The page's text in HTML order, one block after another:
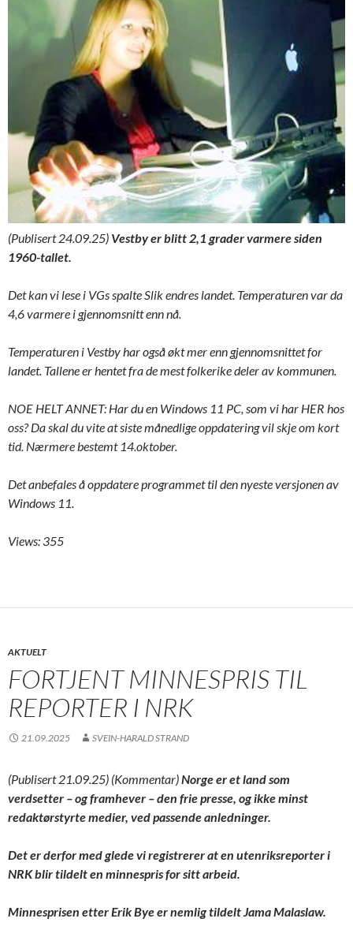
(Publisert 24.09.25) Vestby er blitt 2,1 grader varmere siden
1960-tallet.
Det kan vi lese i VGs spalte Slik endres landet. Temperaturen var da
4,6 varmere i gjennomsnitt enn nå.
Temperaturen i Vestby har også økt mer enn gjennomsnittet for
landet. Tallene er hentet fra de mest folkerike deler av kommunen.
NOE HELT ANNET: Har du en Windows 11 PC, som vi har HER hos
oss? Da skal du vite at siste månedlige oppdatering vil skje om kort
tid. Nærmere bestemt 14.oktober.
Det anbefales å oppdatere programmet til den nyeste versjonen av
Windows 11.
Views: 355
AKTUELT
FORTJENT MINNESPRIS TIL
REPORTER I NRK
21.09.2025 SVEIN-HARALD STRAND
(Publisert 21.09.25) (Kommentar)Norge er et land som
verdsetter – og framhever – den frie presse, og ikke minst
redaktørstyrte medier, ved passende anledninger.
Det er derfor med glede vi registrerer at en utenriksreporter i
NRK blir tildelt en minnespris for sitt arbeid.
Minnesprisen etter Erik Bye er nemlig tildelt Jama Malaslaw.